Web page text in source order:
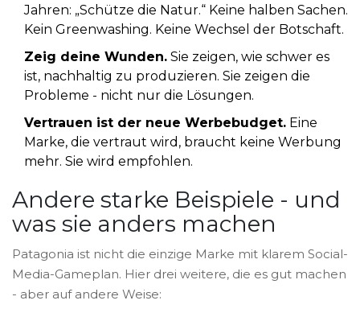
Jahren: „Schütze die Natur.“ Keine halben Sachen.
Kein Greenwashing. Keine Wechsel der Botschaft.
Zeig deine Wunden. Sie zeigen, wie schwer es
ist, nachhaltig zu produzieren. Sie zeigen die
Probleme - nicht nur die Lösungen.
Vertrauen ist der neue Werbebudget. Eine
Marke, die vertraut wird, braucht keine Werbung
mehr. Sie wird empfohlen.
Andere starke Beispiele - und
was sie anders machen
Patagonia ist nicht die einzige Marke mit klarem Social-
Media-Gameplan. Hier drei weitere, die es gut machen
- aber auf andere Weise: